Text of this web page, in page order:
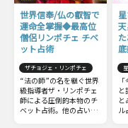
世界信奉/仏の叡智で
運命全掌握◆最高位
僧侶リンポチェ チベ
ット占術
ザチョジェ・リンポチェ
“法の師”の名を継ぐ世界
級指導者ザ・リンポチェ
師による圧倒的本物のチ
ベット占術。他の占いと
と